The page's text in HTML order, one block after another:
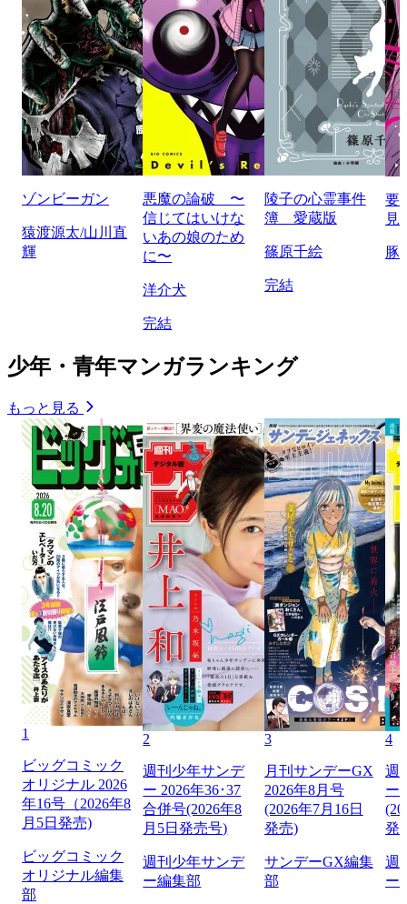
ゾンビーガン
猿渡源太/山川直
輝
悪魔の論破 〜
信じてはいけな
いあの娘のため
に〜
洋介犬
完結
陵子の心霊事件
簿 愛蔵版
篠原千絵
完結
要
見
豚
少年・青年マンガランキング
もっと見る
1
ビッグコミック
オリジナル 2026
年16号（2026年8
月5日発売)
ビッグコミック
オリジナル編集
部
2
週刊少年サンデ
ー 2026年36･37
合併号(2026年8
月5日発売号)
週刊少年サンデ
ー編集部
3
月刊サンデーGX
2026年8月号
(2026年7月16日
発売)
サンデーGX編集
部
4
週
ー
発
週
ー